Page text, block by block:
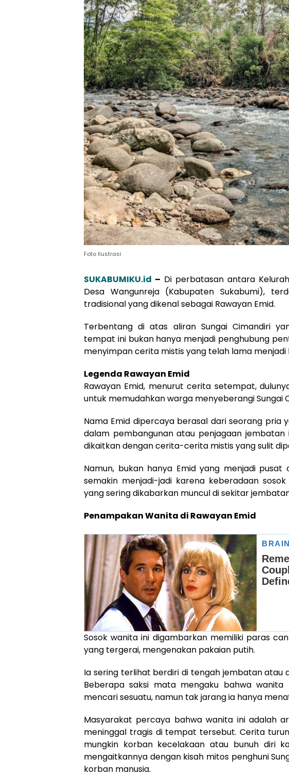
Foto Ilustrasi
SUKABUMIKU.id – Di perbatasan antara
Desa Wangunreja (Kabupaten Sukabumi),
tradisional yang dikenal sebagai Rawayan Emid.
Terbentang di atas aliran Sungai Cimandiri
tempat ini bukan hanya menjadi penghubung
menyimpan cerita mistis yang telah lama
Legenda Rawayan Emid
Rawayan Emid, menurut cerita setempat,
untuk memudahkan warga menyeberangi Sungai
Nama Emid dipercaya berasal dari seorang pria
dalam pembangunan atau penjagaan jembatan
dikaitkan dengan cerita-cerita mistis yang sulit
Namun, bukan hanya Emid yang menjadi pusat
semakin menjadi-jadi karena keberadaan
yang sering dikabarkan muncul di sekitar
Penampakan Wanita di Rawayan Emid
Sosok wanita ini digambarkan memiliki paras
yang tergerai, mengenakan pakaian putih.
Ia sering terlihat berdiri di tengah jembatan atau
Beberapa saksi mata mengaku bahwa
mencari sesuatu, namun tak jarang ia hanya
Masyarakat percaya bahwa wanita ini adalah
meninggal tragis di tempat tersebut. Cerita
mungkin korban kecelakaan atau bunuh diri
mengaitkannya dengan kisah mitos penghuni
korban manusia.